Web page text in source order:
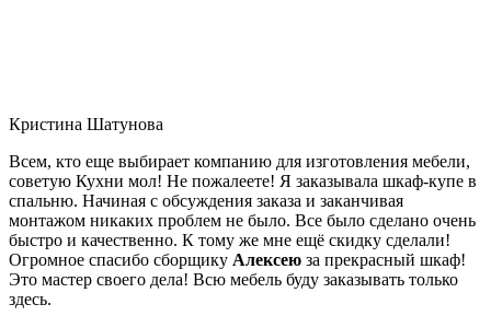
Кристина Шатунова
Всем, кто еще выбирает компанию для изготовления мебели,
советую Кухни мол! Не пожалеете! Я заказывала шкаф-купе в
спальню. Начиная с обсуждения заказа и заканчивая
монтажом никаких проблем не было. Все было сделано очень
быстро и качественно. К тому же мне ещё скидку сделали!
Огромное спасибо сборщику Алексею за прекрасный шкаф!
Это мастер своего дела! Всю мебель буду заказывать только
здесь.